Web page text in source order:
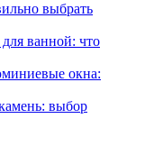
выбрать
ванной: что
окна:
выбор